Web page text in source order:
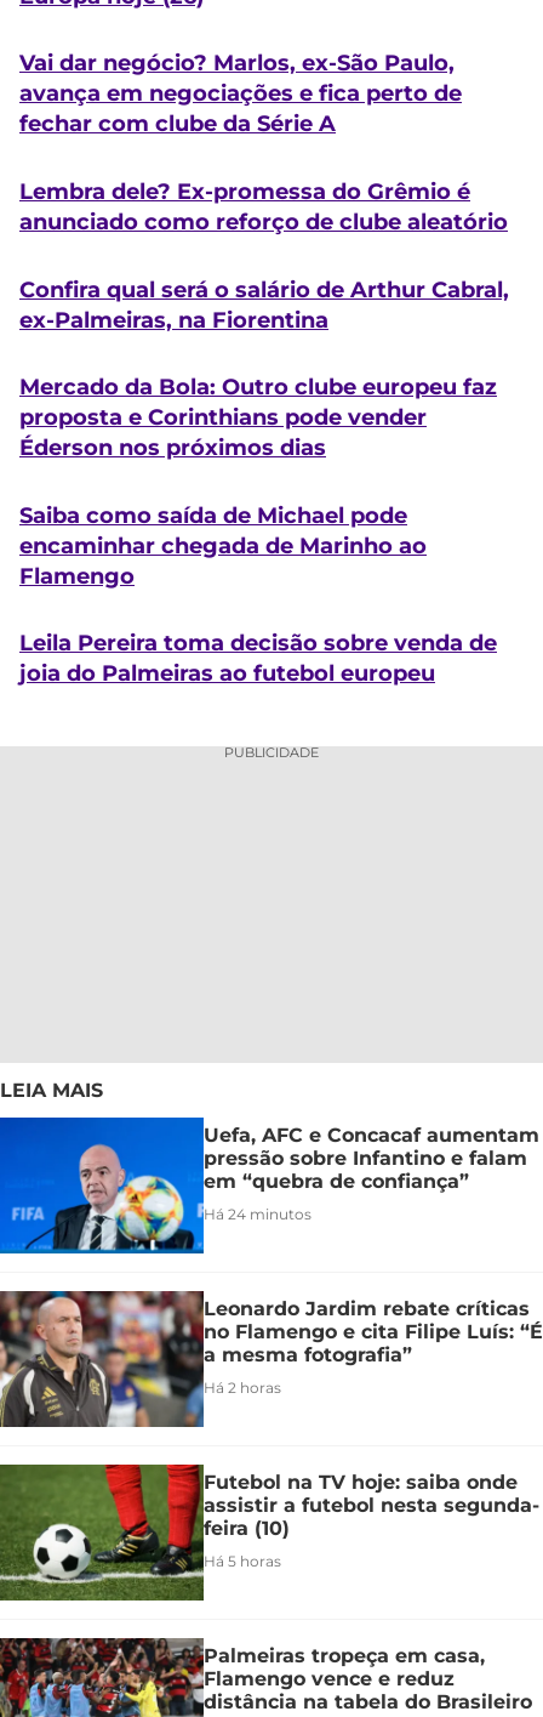
Vai dar negócio? Marlos, ex-São Paulo,
avança em negociações e fica perto de
fechar com clube da Série A
Lembra dele? Ex-promessa do Grêmio é
anunciado como reforço de clube aleatório
Confira qual será o salário de Arthur Cabral,
ex-Palmeiras, na Fiorentina
Mercado da Bola: Outro clube europeu faz
proposta e Corinthians pode vender
Éderson nos próximos dias
Saiba como saída de Michael pode
encaminhar chegada de Marinho ao
Flamengo
Leila Pereira toma decisão sobre venda de
joia do Palmeiras ao futebol europeu
PUBLICIDADE
LEIA MAIS
Uefa, AFC e Concacaf aumentam
pressão sobre Infantino e falam
em “quebra de confiança”
Há 24 minutos
Leonardo Jardim rebate críticas
no Flamengo e cita Filipe Luís: “É
a mesma fotografia”
Há 2 horas
Futebol na TV hoje: saiba onde
assistir a futebol nesta segunda-
feira (10)
Há 5 horas
Palmeiras tropeça em casa,
Flamengo vence e reduz
distância na tabela do Brasileiro